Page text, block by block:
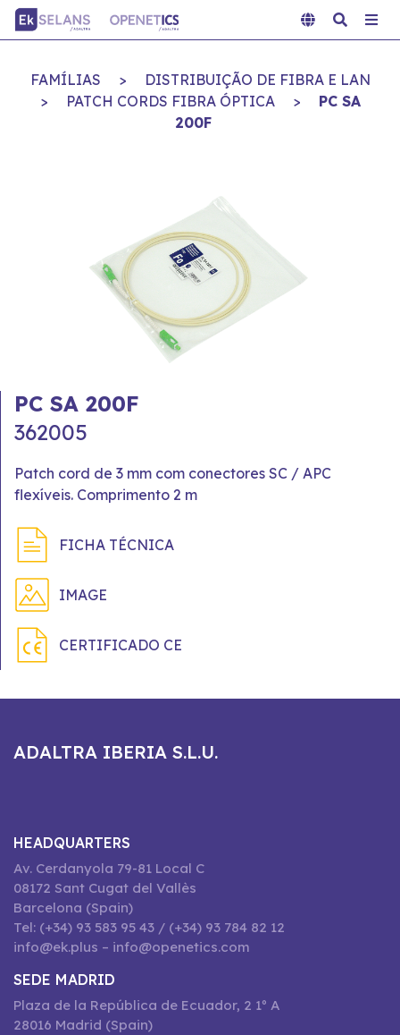
FAMÍLIAS >
DISTRIBUIÇÃO DE FIBRA E LAN
>
PATCH CORDS FIBRA ÓPTICA >
PC SA
200F
PC SA 200F
362005
Patch cord de 3 mm com conectores SC / APC
flexíveis. Comprimento 2 m
FICHA TÉCNICA
IMAGE
CERTIFICADO CE
ADALTRA IBERIA S.L.U.
HEADQUARTERS
Av. Cerdanyola 79-81 Local C
08172 Sant Cugat del Vallès
Barcelona (Spain)
Tel: (+34) 93 583 95 43 / (+34) 93 784 82 12
info@ek.plus – info@openetics.com
SEDE MADRID
Plaza de la República de Ecuador, 2 1º A
28016 Madrid (Spain)